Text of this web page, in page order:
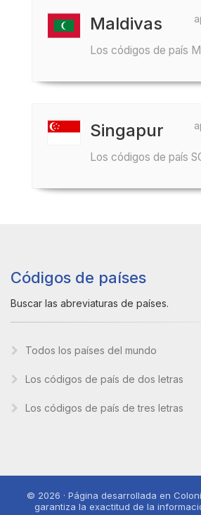
Maldivas
Los códigos de país
Singapur
Los códigos de país
Códigos de países
Buscar las abreviaturas de países.
Todos los países del mundo
Los códigos de país de dos letras
Los códigos de país de tres letras
© 2026 · Página desarrollada en
garantiza la exactitud de la